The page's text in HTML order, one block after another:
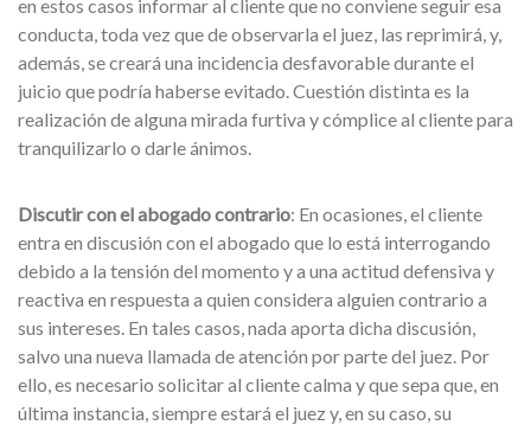
en estos casos informar al cliente que no conviene seguir esa
conducta, toda vez que de observarla el juez, las reprimirá, y,
además, se creará una incidencia desfavorable durante el
juicio que podría haberse evitado. Cuestión distinta es la
realización de alguna mirada furtiva y cómplice al cliente para
tranquilizarlo o darle ánimos.
Discutir con el abogado contrario: En ocasiones, el cliente
entra en discusión con el abogado que lo está interrogando
debido a la tensión del momento y a una actitud defensiva y
reactiva en respuesta a quien considera alguien contrario a
sus intereses. En tales casos, nada aporta dicha discusión,
salvo una nueva llamada de atención por parte del juez. Por
ello, es necesario solicitar al cliente calma y que sepa que, en
última instancia, siempre estará el juez y, en su caso, su